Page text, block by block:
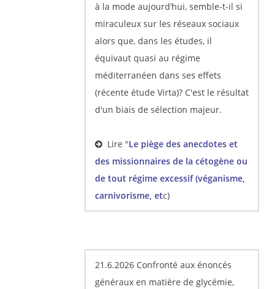
à la mode aujourd’hui, semble-t-il si
miraculeux sur les réseaux sociaux
alors que, dans les études, il
équivaut quasi au régime
méditerranéen dans ses effets
(récente étude Virta)? C'est le résultat
d'un biais de sélection majeur.
Lire "Le piège des anecdotes et
des missionnaires de la cétogène ou
de tout régime excessif (véganisme,
carnivorisme, etc)
21.6.2026 Confronté aux énoncés
généraux en matière de glycémie,